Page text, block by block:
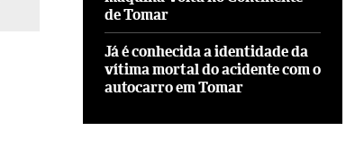
de Tomar
Já é conhecida a identidade da
vítima mortal do acidente com o
autocarro em Tomar